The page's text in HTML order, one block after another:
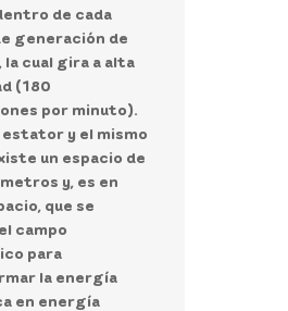
de cada
generación de
la cual gira a alta
(180
por minuto).
y el mismo
un espacio de
y, es en
que se
campo
para
la energía
en energía